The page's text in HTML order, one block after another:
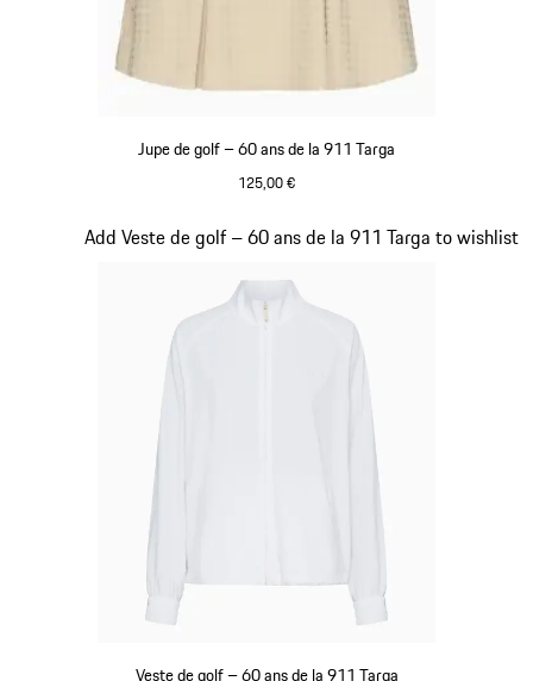
Jupe de golf – 60 ans de la 911 Targa
125,00 €
Veste de golf – 60 ans de la 911 Targa
Add Veste de golf – 60 ans de la 911 Targa to wishlist
Diapositive 19 sur 20